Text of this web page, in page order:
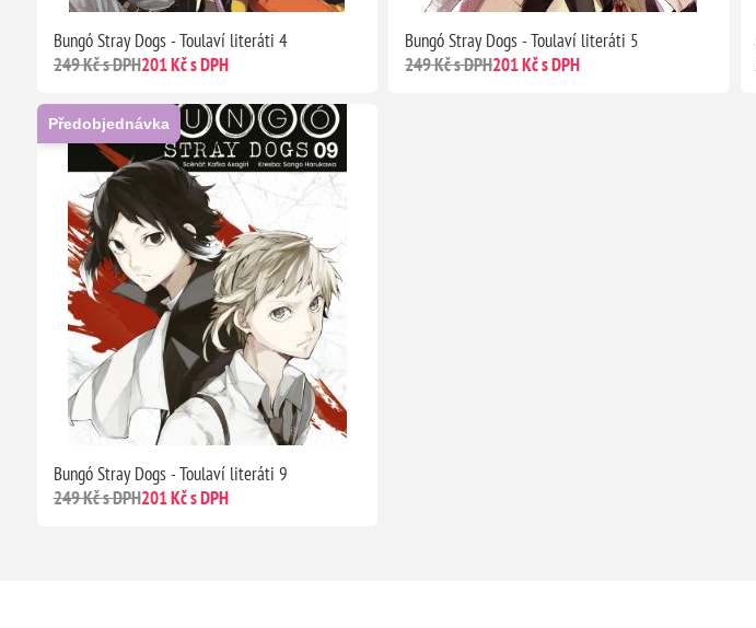
Bungó Stray Dogs - Toulaví literáti 4
249 Kč s DPH201 Kč s DPH
Bungó Stray Dogs - Toulaví literáti 5
249 Kč s DPH201 Kč s DPH
Předobjednávka
Bungó Stray Dogs - Toulaví literáti 9
249 Kč s DPH201 Kč s DPH